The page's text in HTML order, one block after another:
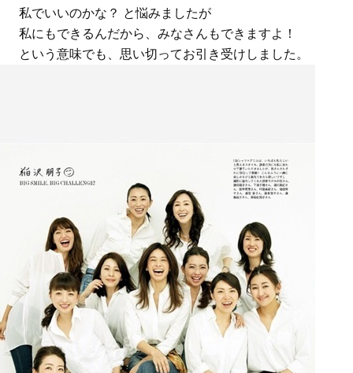
私でいいのかな？ と悩みましたが
私にもできるんだから、みなさんもできますよ！
という意味でも、思い切ってお引き受けしました。